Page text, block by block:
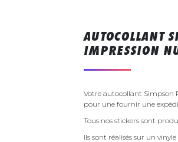
AUTOCOLLANT
IMPRESSION
Votre autocollant Simpson
pour une fournir une
Tous nos stickers sont
Ils sont réalisés sur un